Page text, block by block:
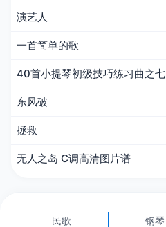
演艺人
一首简单的歌
40首小提琴初级技巧练习曲之七
东风破
拯救
无人之岛 C调高清图片谱
民歌 钢琴